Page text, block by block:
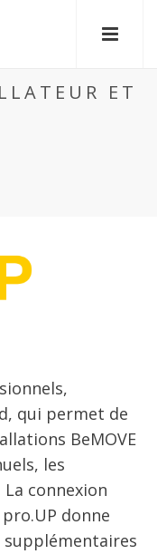
ET
qui permet de
BeMOVE
les
connexion
donne
supplémentaires